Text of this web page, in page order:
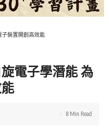
子裝置開創高效能
電子學潛能 為
8 Min Read